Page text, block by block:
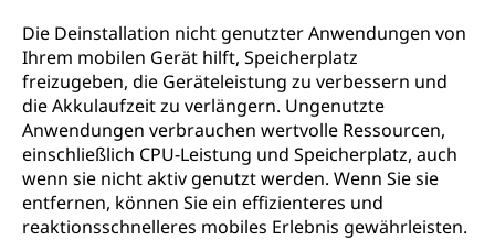
Die Deinstallation nicht genutzter Anwendungen von
Ihrem mobilen Gerät hilft, Speicherplatz
freizugeben, die Geräteleistung zu verbessern und
die Akkulaufzeit zu verlängern. Ungenutzte
Anwendungen verbrauchen wertvolle Ressourcen,
einschließlich CPU-Leistung und Speicherplatz, auch
wenn sie nicht aktiv genutzt werden. Wenn Sie sie
entfernen, können Sie ein effizienteres und
reaktionsschnelleres mobiles Erlebnis gewährleisten.